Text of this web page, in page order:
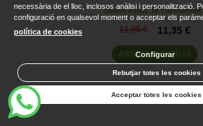
Sense estoc Te'l
11,95 € 11,35 €
AFEGIR A LA CISTELLA
necessària de el lloc, inclosos anàlisi i personalització.
configuració en qualsevol moment o acceptar els
política de cookies
Configurar
Rebutjar totes les cookies
Acceptar totes les cookies